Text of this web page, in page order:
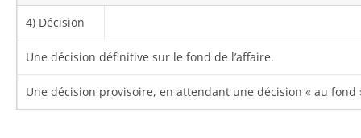
4) Décision
Une décision définitive sur le fond de l’affaire.
Une décision provisoire, en attendant une décision « au fond